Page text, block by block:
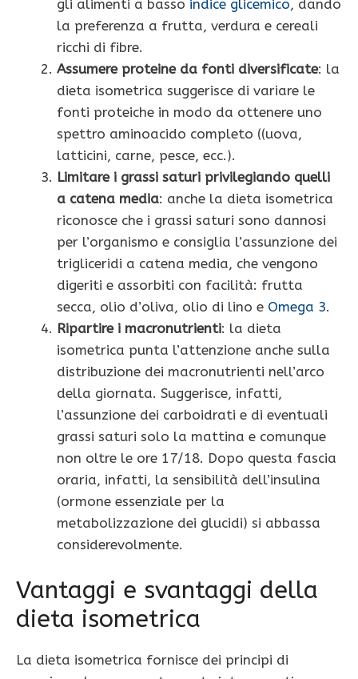
gli alimenti a basso indice glicemico, dando
la preferenza a frutta, verdura e cereali
ricchi di fibre.
Assumere proteine da fonti diversificate: la
dieta isometrica suggerisce di variare le
fonti proteiche in modo da ottenere uno
spettro aminoacido completo ((uova,
latticini, carne, pesce, ecc.).
Limitare i grassi saturi privilegiando quelli
a catena media: anche la dieta isometrica
riconosce che i grassi saturi sono dannosi
per l’organismo e consiglia l’assunzione dei
trigliceridi a catena media, che vengono
digeriti e assorbiti con facilità: frutta
secca, olio d’oliva, olio di lino e Omega 3.
Ripartire i macronutrienti: la dieta
isometrica punta l’attenzione anche sulla
distribuzione dei macronutrienti nell’arco
della giornata. Suggerisce, infatti,
l’assunzione dei carboidrati e di eventuali
grassi saturi solo la mattina e comunque
non oltre le ore 17/18. Dopo questa fascia
oraria, infatti, la sensibilità dell’insulina
(ormone essenziale per la
metabolizzazione dei glucidi) si abbassa
considerevolmente.
Vantaggi e svantaggi della
dieta isometrica
La dieta isometrica fornisce dei principi di